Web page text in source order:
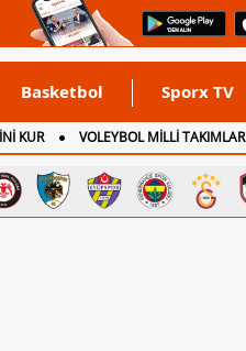
Basketbol Sporx TV
KUR VOLEYBOL MİLLİ TAKIMLAR